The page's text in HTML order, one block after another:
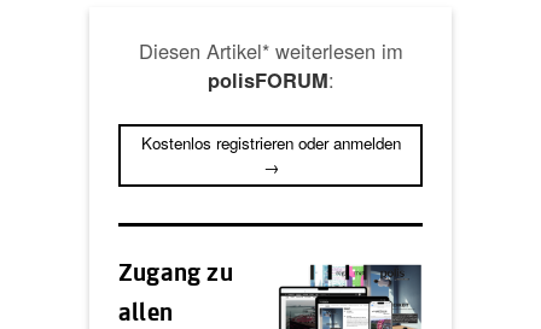
Diesen Artikel* weiterlesen im
polisFORUM:
Kostenlos registrieren oder anmelden
→
Zugang zu
allen